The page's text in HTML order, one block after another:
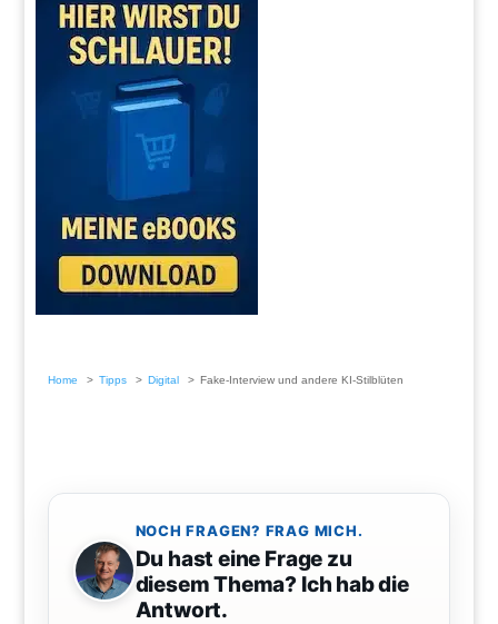
Home Tipps Digital Fake-Interview und andere KI-Stilblüten
NOCH FRAGEN? FRAG MICH.
Du hast eine Frage zu
diesem Thema? Ich hab die
Antwort.